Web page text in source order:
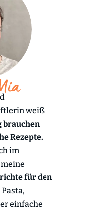
weiß
brauchen
Rezepte.
im
für den
Pasta,
einfache